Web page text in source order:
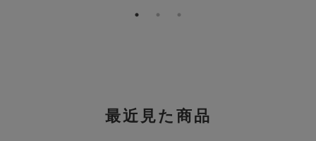
最近見た商品